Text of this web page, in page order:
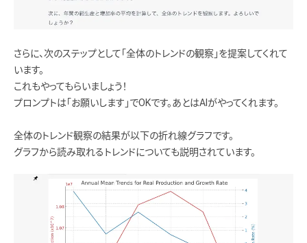
さらに、次のステップとして「全体のトレンドの観察」を提案してくれて
います。
これもやってもらいましょう！
プロンプトは「お願いします」でOKです。あとはAIがやってくれます。
全体のトレンド観察の結果が以下の折れ線グラフです。
グラフから読み取れるトレンドについても説明されています。